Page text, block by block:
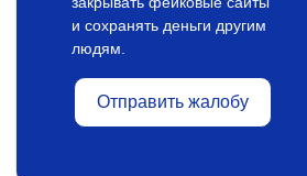
и сохранять деньги другим
людям.
Отправить жалобу